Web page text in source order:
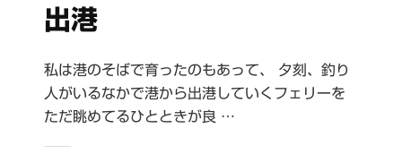
出港
私は港のそばで育ったのもあって、 夕刻、釣り
人がいるなかで港から出港していくフェリーを
ただ眺めてるひとときが良 …